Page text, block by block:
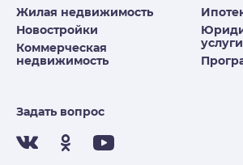
Жилая недвижимость
Новостройки
Коммерческая
недвижимость
услуги
Задать вопрос